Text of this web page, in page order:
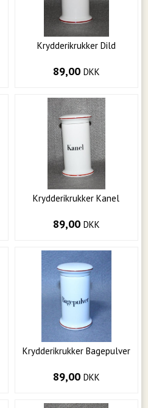
Krydderikrukker Dild
89,00 DKK
Krydderikrukker Kanel
89,00 DKK
Krydderikrukker Bagepulver
89,00 DKK